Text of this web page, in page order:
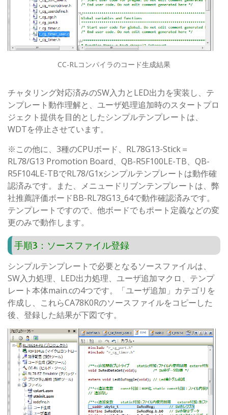
CC-RLコンパイラのコード生成結果
チャタリング対応済みのSW入力とLED出力を実装し、テ
ンプレート動作理解と、ユーザ処理追加時のスタートプロ
ジェクト提供を目的としたシンプルテンプレートは、
WDTを停止させています。
※この他に、3種のCPUボード、RL78G13-Stick＝
RL78/G13 Promotion Board、QB-R5F100LE-TB、QB-
R5F104LE-TBでRL78/G1xシンプルテンプレートは動作確
認済みです。また、メニュードリブンテンプレートは、弊
社推薦評価ボードBB-RL78G13_64で動作確認済みです。
テンプレートですので、他ボードでもポート定義などの変
更のみで動作します。
手順3：ソースファイル登録
シンプルテンプレートで必要となるソースファイルは、
SW入力処理、LED出力処理、ユーザ追加マクロ、テンプ
レート本体main.cの4つです。「ユーザ追加」カテゴリを
作成し、これらCA78K0Rのソースファイルをコピーした
後、登録した結果が下図です。